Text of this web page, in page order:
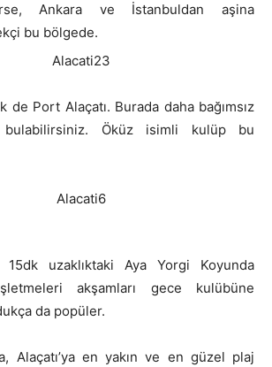
Ankara ve İstanbuldan aşina
bu bölgede.
de Port Alaçatı. Burada daha bağımsız
Öküz isimli kulüp bu
15dk uzaklıktaki Aya Yorgi Koyunda
akşamları gece kulübüne
da popüler.
Alaçatı’ya en yakın ve en güzel plaj